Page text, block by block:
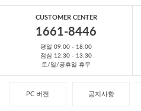
CUSTOMER CENTER
1661-8446
평일 09:00 - 18:00
점심 12:30 - 13:30
토/일/공휴일 휴무
PC 버전 공지사항